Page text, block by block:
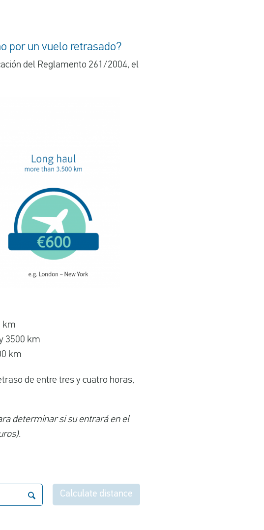
por un vuelo retrasado?
del Reglamento 261/2004, el
km
3500 km
km
de entre tres y cuatro horas,
determinar si su entrará en el
Calculate distance